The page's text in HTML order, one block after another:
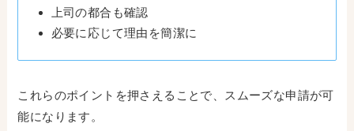
上司の都合も確認
必要に応じて理由を簡潔に
これらのポイントを押さえることで、スムーズな申請が可
能になります。